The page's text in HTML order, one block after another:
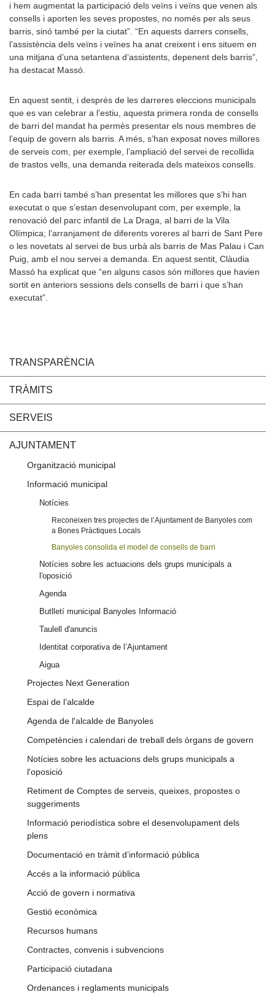
i hem augmentat la participació dels veïns i veïns que venen als
consells i aporten les seves propostes, no només per als seus
barris, sinó també per la ciutat”. “En aquests darrers consells,
l’assistència dels veïns i veïnes ha anat creixent i ens situem en
una mitjana d’una setantena d’assistents, depenent dels barris”,
ha destacat Massó.
En aquest sentit, i després de les darreres eleccions municipals
que es van celebrar a l’estiu, aquesta primera ronda de consells
de barri del mandat ha permès presentar els nous membres de
l’equip de govern als barris. A més, s’han exposat noves millores
de serveis com, per exemple, l’ampliació del servei de recollida
de trastos vells, una demanda reiterada dels mateixos consells.
En cada barri també s’han presentat les millores que s’hi han
executat o que s’estan desenvolupant com, per exemple, la
renovació del parc infantil de La Draga, al barri de la Vila
Olímpica; l’arranjament de diferents voreres al barri de Sant Pere
o les novetats al servei de bus urbà als barris de Mas Palau i Can
Puig, amb el nou servei a demanda. En aquest sentit, Clàudia
Massó ha explicat que “en alguns casos són millores que havien
sortit en anteriors sessions dels consells de barri i que s’han
executat”.
TRANSPARÈNCIA
TRÀMITS
SERVEIS
AJUNTAMENT
Organització municipal
Informació municipal
Notícies
Reconeixen tres projectes de l’Ajuntament de Banyoles com
a Bones Pràctiques Locals
Banyoles consolida el model de consells de barri
Notícies sobre les actuacions dels grups municipals a
l'oposició
Agenda
Butlletí municipal Banyoles Informació
Taulell d'anuncis
Identitat corporativa de l’Ajuntament
Aigua
Projectes Next Generation
Espai de l’alcalde
Agenda de l'alcalde de Banyoles
Competències i calendari de treball dels òrgans de govern
Notícies sobre les actuacions dels grups municipals a
l'oposició
Retiment de Comptes de serveis, queixes, propostes o
suggeriments
Informació periodística sobre el desenvolupament dels
plens
Documentació en tràmit d’informació pública
Accés a la informació pública
Acció de govern i normativa
Gestió econòmica
Recursos humans
Contractes, convenis i subvencions
Participació ciutadana
Ordenances i reglaments municipals